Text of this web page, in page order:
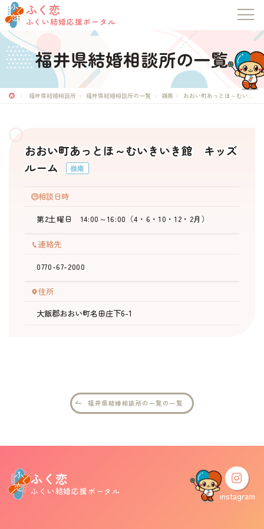
ふく恋
ふくい結婚応援ポータル
ふく恋
ふくい結婚応援ポータル
お知らせ
マッチングシステム
成婚者の声
イベント・セミナー
婚活支援事業
ふくい婚活サポートセンターについて
サイトマップ
福井県結婚相談所の一覧
福井県結婚相談所 福井県結婚相談所の一覧 嶺南 おおい町あっとほ～むいきいき館 キッズルーム
おおい町あっとほ～むいきいき館 キッズ
ルーム
嶺南
相談日時
第2土曜日 14:00～16:00（4・6・10・12・2月）
連絡先
0770-67-2000
住所
大飯郡おおい町名田庄下6-1
福井県結婚相談所の一覧の一覧
ふく恋
ふくい結婚応援ポータル instagram